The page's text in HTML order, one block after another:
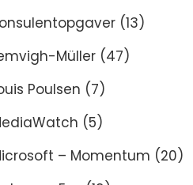
(13)
Müller (47)
Poulsen (7)
(5)
– Momentum (20)